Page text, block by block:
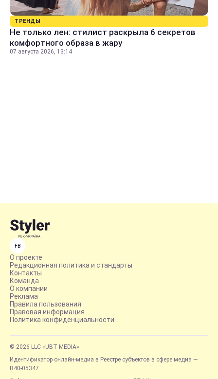
ТРЕНДЫ
Не только лен: стилист раскрыла 6 секретов
комфортного образа в жару
07 августа 2026, 13:14
FB
О проекте
Редакционная политика и стандарты
Контакты
Команда
О компании
Реклама
Правила пользования
Правовая информация
Политика конфиденциальности
© 2026 LLC «UBT MEDIA»
Идентификатор онлайн-медиа в Реестре субъектов в сфере медиа —
R40-05347